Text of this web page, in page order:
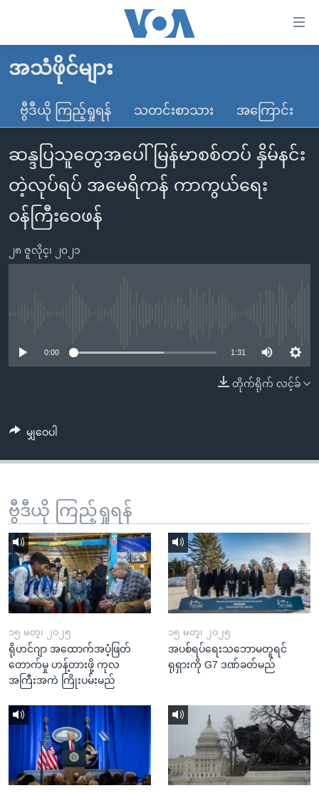
လွယ်ကူ
သည့်
များ
ပင်မ
အကြောင်းအရာ
ကျော်
ကြည့်
ရှာဖွေ
နေရာ
သို့
ကျော်
ရန်
မူလစာမျက်နှာ
မြန်မာ
ကမ္ဘာ့သတင်းများ
နိုင်ငံတကာ
အမေရိကန်
တရုတ်
အစ္စရေး-ပါလက်စတိုင်း
ဗွီဒီယို
သတင်းလွတ်လပ်ခွင့်
ရပ်ဝန်းတခု လမ်းတခု အလွန်
အင်္ဂလိပ်စာလေ့လာမယ်
အမေရိကန်သုံးအီဒီယံ
အပတ်စဉ်ကဏ္ဍများ
အသံဖိုင်များ
ဗွီဒီယို ကြည့်ရှုရန် သတင်းစာသား အကြောင်း
ဆန္ဒပြသူတွေအပေါ် မြန်မာစစ်တပ် နှိမ်နင်း
တဲ့လုပ်ရပ် အမေရိကန် ကာကွယ်ရေး
ဝန်ကြီးဝေဖန်
၂၈ ဇူလိုင္၊ ၂၀၂၁
0:00 1:31
တိုက်ရိုက် လင့်ခ်
မျှဝေပါ
ဗွီဒီယို ကြည့်ရှုရန်
၁၅ မတ္၊ ၂၀၂၅
ရိုဟင်ဂျာ အထောက်အပံ့ဖြတ်
တောက်မှု ဟန့်တားဖို့ ကုလ
အကြီးအကဲ ကြိုးပမ်းမည်
၁၅ မတ္၊ ၂၀၂၅
အပစ်ရပ်ရေးသဘောမတူရင်
ရုရှားကို G7 ဒဏ်ခတ်မည်